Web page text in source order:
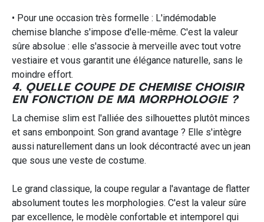
• Pour une occasion très formelle : L'indémodable
chemise blanche s'impose d'elle-même. C'est la valeur
sûre absolue : elle s'associe à merveille avec tout votre
vestiaire et vous garantit une élégance naturelle, sans le
moindre effort.
4. QUELLE COUPE DE CHEMISE CHOISIR
EN FONCTION DE MA MORPHOLOGIE ?
La chemise slim est l'alliée des silhouettes plutôt minces
et sans embonpoint. Son grand avantage ? Elle s'intègre
aussi naturellement dans un look décontracté avec un jean
que sous une veste de costume.
Le grand classique, la coupe regular a l'avantage de flatter
absolument toutes les morphologies. C'est la valeur sûre
par excellence, le modèle confortable et intemporel qui